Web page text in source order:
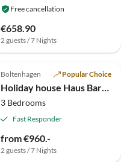
Free cancellation
€658.90
2 guests / 7 Nights
Virtual
Top-Listing
Boltenhagen Popular Choice
Holiday house Haus Barby
3 Bedrooms
Fast Responder
from €960.-
2 guests / 7 Nights